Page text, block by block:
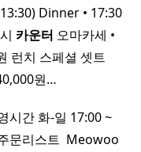
Dinner • 17:30
카운터 오마카세 •
런치 스페셜 셋트
원…
시간 화-일 17:00 ~
문리스트 ​ Meowoo